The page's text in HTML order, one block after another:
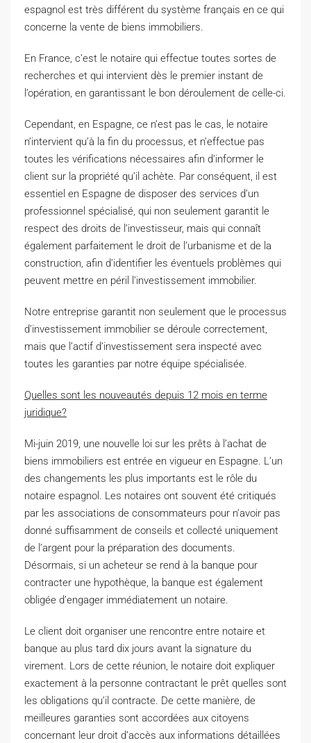
espagnol est très différent du système français en ce qui
concerne la vente de biens immobiliers.
En France, c’est le notaire qui effectue toutes sortes de
recherches et qui intervient dès le premier instant de
l’opération, en garantissant le bon déroulement de celle-ci.
Cependant, en Espagne, ce n’est pas le cas, le notaire
n’intervient qu’à la fin du processus, et n’effectue pas
toutes les vérifications nécessaires afin d’informer le
client sur la propriété qu’il achète. Par conséquent, il est
essentiel en Espagne de disposer des services d’un
professionnel spécialisé, qui non seulement garantit le
respect des droits de l’investisseur, mais qui connaît
également parfaitement le droit de l’urbanisme et de la
construction, afin d’identifier les éventuels problèmes qui
peuvent mettre en péril l’investissement immobilier.
Notre entreprise garantit non seulement que le processus
d’investissement immobilier se déroule correctement,
mais que l’actif d’investissement sera inspecté avec
toutes les garanties par notre équipe spécialisée.
Quelles sont les nouveautés depuis 12 mois en terme
juridique?
Mi-juin 2019, une nouvelle loi sur les prêts à l’achat de
biens immobiliers est entrée en vigueur en Espagne. L’un
des changements les plus importants est le rôle du
notaire espagnol. Les notaires ont souvent été critiqués
par les associations de consommateurs pour n’avoir pas
donné suffisamment de conseils et collecté uniquement
de l’argent pour la préparation des documents.
Désormais, si un acheteur se rend à la banque pour
contracter une hypothèque, la banque est également
obligée d’engager immédiatement un notaire.
Le client doit organiser une rencontre entre notaire et
banque au plus tard dix jours avant la signature du
virement. Lors de cette réunion, le notaire doit expliquer
exactement à la personne contractant le prêt quelles sont
les obligations qu’il contracte. De cette manière, de
meilleures garanties sont accordées aux citoyens
concernant leur droit d’accès aux informations détaillées